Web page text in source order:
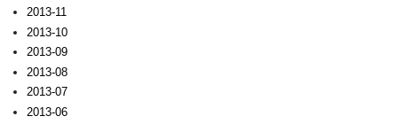
2013-11
2013-10
2013-09
2013-08
2013-07
2013-06